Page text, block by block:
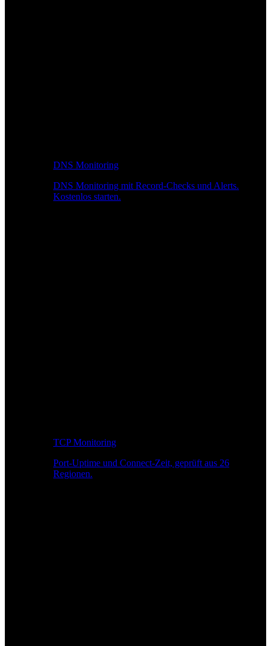
DNS Monitoring
DNS Monitoring mit Record-Checks und Alerts.
Kostenlos starten.
TCP Monitoring
Port-Uptime und Connect-Zeit, geprüft aus 26
Regionen.